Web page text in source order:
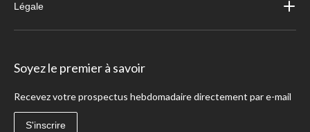
Légale
Soyez le premier à savoir
Recevez votre prospectus hebdomadaire directement par e-mail
S'inscrire